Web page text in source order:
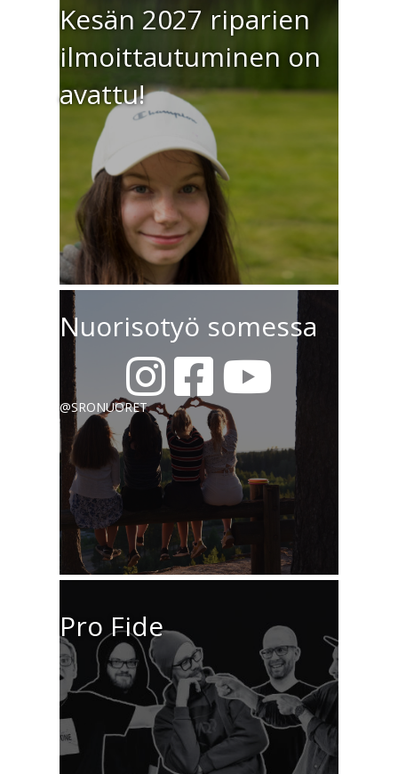
Kesän 2027 riparien
ilmoittautuminen on
avattu!
Nuorisotyö somessa
Instagram sronuoret
facebook sronuoret
Youtube sronuoret
@SRONUORET
Pro Fide